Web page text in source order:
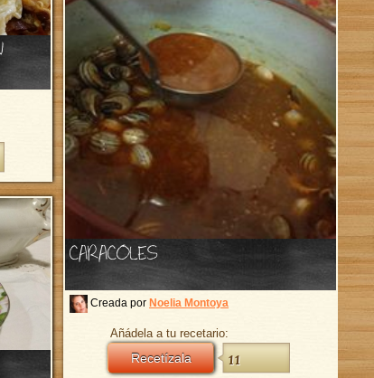
CARACOLES
Creada por Noelia Montoya
Añádela a tu recetario:
Recetízala 11